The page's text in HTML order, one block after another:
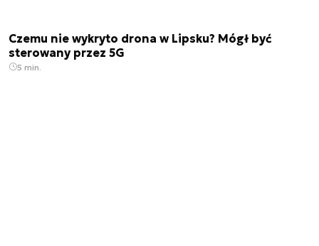
Czemu nie wykryto drona w Lipsku? Mógł być
sterowany przez 5G
5 min.